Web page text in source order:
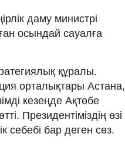
даму министрі
осындай сауалға
құралы.
орталықтары Астана,
кезеңде Ақтөбе
Президентіміздің өзі
себебі бар деген сөз.